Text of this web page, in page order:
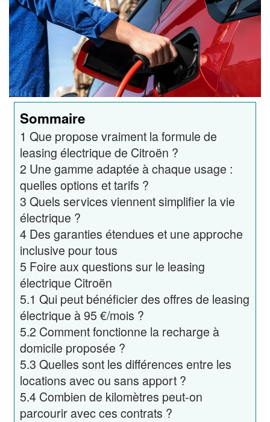
Sommaire
1 Que propose vraiment la formule de
leasing électrique de Citroën ?
2 Une gamme adaptée à chaque usage :
quelles options et tarifs ?
3 Quels services viennent simplifier la vie
électrique ?
4 Des garanties étendues et une approche
inclusive pour tous
5 Foire aux questions sur le leasing
électrique Citroën
5.1 Qui peut bénéficier des offres de leasing
électrique à 95 €/mois ?
5.2 Comment fonctionne la recharge à
domicile proposée ?
5.3 Quelles sont les différences entre les
locations avec ou sans apport ?
5.4 Combien de kilomètres peut-on
parcourir avec ces contrats ?